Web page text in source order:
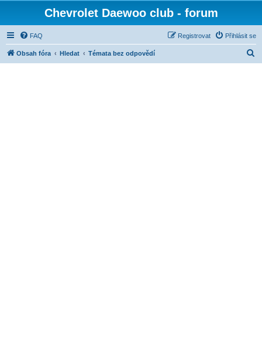
Chevrolet Daewoo club - forum
FAQ Přihlásit se
Registrovat
Obsah fóra Hledat Témata bez odpovědí